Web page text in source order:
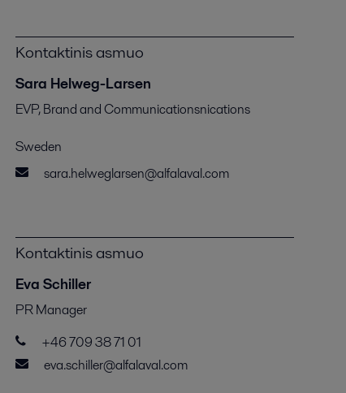
Kontaktinis asmuo
Sara Helweg-Larsen
EVP, Brand and Communicationsnications
Sweden
sara.helweglarsen@alfalaval.com
Kontaktinis asmuo
Eva Schiller
PR Manager
+46 709 38 71 01
eva.schiller@alfalaval.com